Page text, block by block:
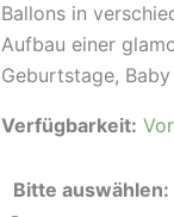
Ballons in
Aufbau einer
Geburtstage,
Verfügbarkeit:
Bitte auswählen: